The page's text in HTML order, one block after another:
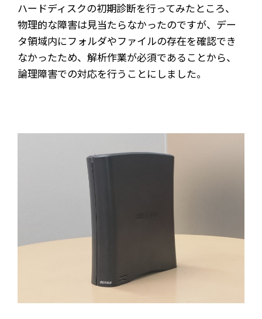
ハードディスクの初期診断を行ってみたところ、
物理的な障害は見当たらなかったのですが、デー
タ領域内にフォルダやファイルの存在を確認でき
なかったため、解析作業が必須であることから、
論理障害での対応を行うことにしました。